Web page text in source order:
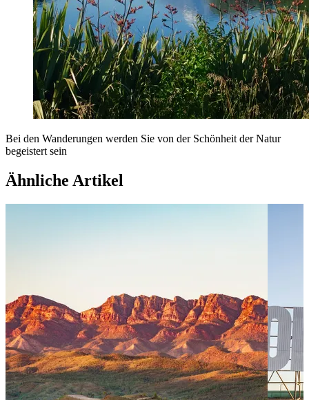
Bei den Wanderungen werden Sie von der Schönheit der Natur
begeistert sein
Ähnliche Artikel